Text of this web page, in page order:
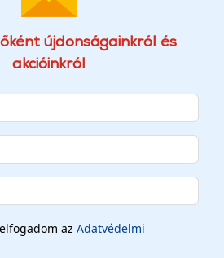
újdonságainkról és
akcióinkról
az Adatvédelmi